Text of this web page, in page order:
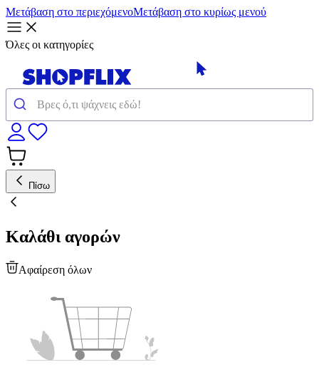
Μετάβαση στο περιεχόμενοΜετάβαση στο κυρίως μενού
Όλες οι κατηγορίες
Πίσω
Καλάθι αγορών
Αφαίρεση όλων